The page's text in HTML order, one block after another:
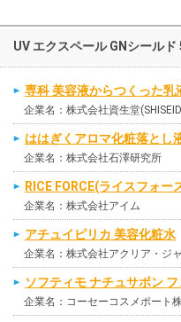
UV エクスペール GNシール
専科 美容液からつくった乳
企業名：株式会社資生堂
ははぎくアロマ化粧落とし
企業名：株式会社石澤研究所
RICE FORCE(ライスフォー
企業名：株式会社アイム
アチュイピリカ 美容化粧水
企業名：株式会社アクリア・ジ
ソフティモ ナチュサボン
企業名：コーセーコスメポート